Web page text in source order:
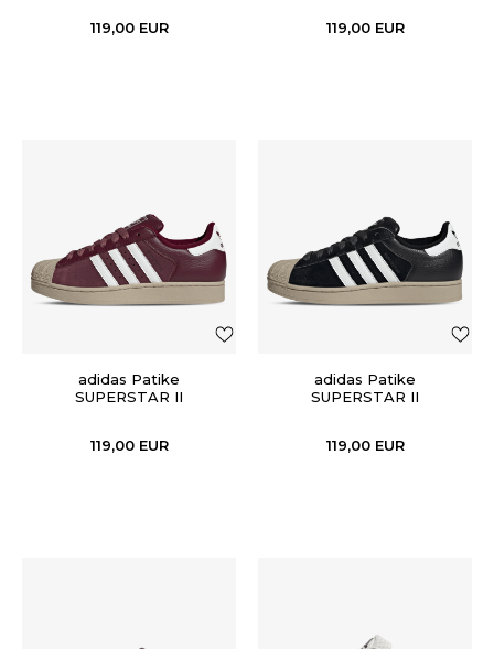
119,00 EUR 119,00 EUR
adidas Patike
SUPERSTAR II
119,00 EUR
adidas Patike
SUPERSTAR II
119,00 EUR